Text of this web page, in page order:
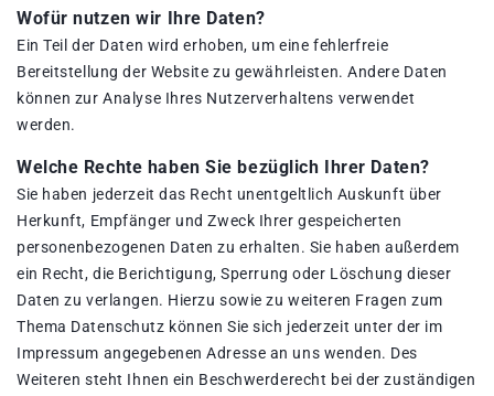
Wofür nutzen wir Ihre Daten?
Ein Teil der Daten wird erhoben, um eine fehlerfreie
Bereitstellung der Website zu gewährleisten. Andere Daten
können zur Analyse Ihres Nutzerverhaltens verwendet
werden.
Welche Rechte haben Sie bezüglich Ihrer Daten?
Sie haben jederzeit das Recht unentgeltlich Auskunft über
Herkunft, Empfänger und Zweck Ihrer gespeicherten
personenbezogenen Daten zu erhalten. Sie haben außerdem
ein Recht, die Berichtigung, Sperrung oder Löschung dieser
Daten zu verlangen. Hierzu sowie zu weiteren Fragen zum
Thema Datenschutz können Sie sich jederzeit unter der im
Impressum angegebenen Adresse an uns wenden. Des
Weiteren steht Ihnen ein Beschwerderecht bei der zuständigen